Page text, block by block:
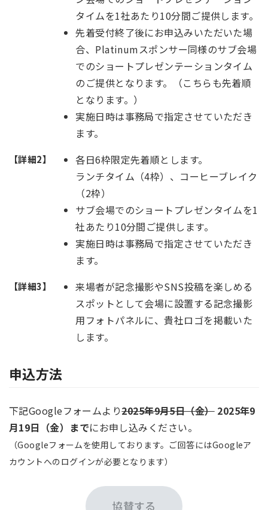
タイムを1社あたり10分間ご提供します。
先着受付終了後にお申込みいただいた場
合、Platinumスポンサー同様のサブ会場
でのショートプレゼンテーションタイム
のご提供となります。（こちらも先着順
となります。）
実施日時は事務局で指定させていただき
ます。
【詳細2】
各日6枠限定先着順とします。
ランチタイム（4枠）、コーヒーブレイク
（2枠）
サブ会場でのショートプレゼンタイムを1
社あたり10分間ご提供します。
実施日時は事務局で指定させていただき
ます。
【詳細3】
来場者が記念撮影やSNS投稿を楽しめる
スポットとして会場に設置する記念撮影
用フォトパネルに、貴社ロゴを掲載いた
します。
申込方法
下記Googleフォームより2025年9月5日（金）2025年9
月19日（金）までにお申し込みください。
（Googleフォームを使用しております。ご回答にはGoogleア
カウントへのログインが必要となります）
協賛する